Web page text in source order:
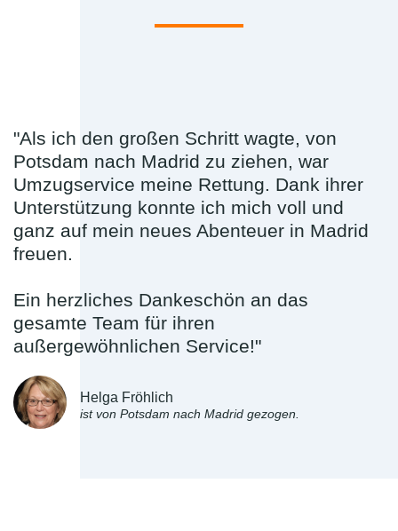
"Als ich den großen Schritt wagte, von
Potsdam nach Madrid zu ziehen, war
Umzugservice meine Rettung. Dank ihrer
Unterstützung konnte ich mich voll und
ganz auf mein neues Abenteuer in Madrid
freuen.
Ein herzliches Dankeschön an das
gesamte Team für ihren
außergewöhnlichen Service!"
Helga Fröhlich
ist von Potsdam nach Madrid gezogen.